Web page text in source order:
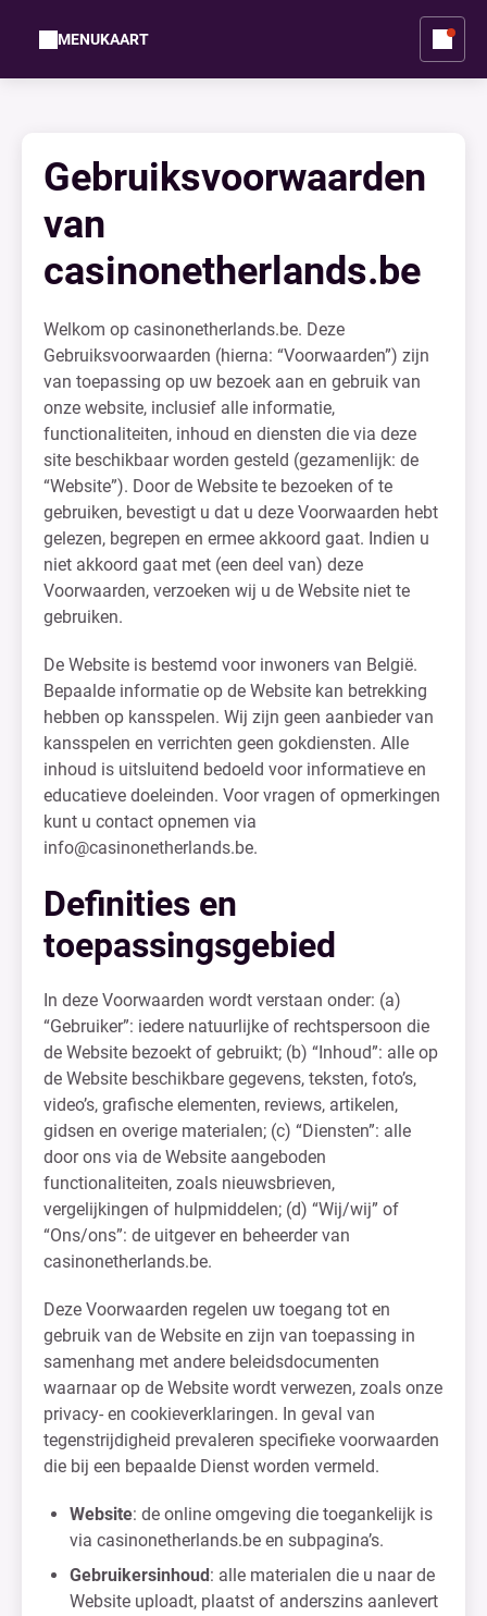
MENUKAART
Gebruiksvoorwaarden
van
casinonetherlands.be
Welkom op casinonetherlands.be. Deze
Gebruiksvoorwaarden (hierna: “Voorwaarden”) zijn
van toepassing op uw bezoek aan en gebruik van
onze website, inclusief alle informatie,
functionaliteiten, inhoud en diensten die via deze
site beschikbaar worden gesteld (gezamenlijk: de
“Website”). Door de Website te bezoeken of te
gebruiken, bevestigt u dat u deze Voorwaarden hebt
gelezen, begrepen en ermee akkoord gaat. Indien u
niet akkoord gaat met (een deel van) deze
Voorwaarden, verzoeken wij u de Website niet te
gebruiken.
De Website is bestemd voor inwoners van België.
Bepaalde informatie op de Website kan betrekking
hebben op kansspelen. Wij zijn geen aanbieder van
kansspelen en verrichten geen gokdiensten. Alle
inhoud is uitsluitend bedoeld voor informatieve en
educatieve doeleinden. Voor vragen of opmerkingen
kunt u contact opnemen via
info@casinonetherlands.be.
Definities en
toepassingsgebied
In deze Voorwaarden wordt verstaan onder: (a)
“Gebruiker”: iedere natuurlijke of rechtspersoon die
de Website bezoekt of gebruikt; (b) “Inhoud”: alle op
de Website beschikbare gegevens, teksten, foto’s,
video’s, grafische elementen, reviews, artikelen,
gidsen en overige materialen; (c) “Diensten”: alle
door ons via de Website aangeboden
functionaliteiten, zoals nieuwsbrieven,
vergelijkingen of hulpmiddelen; (d) “Wij/wij” of
“Ons/ons”: de uitgever en beheerder van
casinonetherlands.be.
Deze Voorwaarden regelen uw toegang tot en
gebruik van de Website en zijn van toepassing in
samenhang met andere beleidsdocumenten
waarnaar op de Website wordt verwezen, zoals onze
privacy- en cookieverklaringen. In geval van
tegenstrijdigheid prevaleren specifieke voorwaarden
die bij een bepaalde Dienst worden vermeld.
Website: de online omgeving die toegankelijk is
via casinonetherlands.be en subpagina’s.
Gebruikersinhoud: alle materialen die u naar de
Website uploadt, plaatst of anderszins aanlevert